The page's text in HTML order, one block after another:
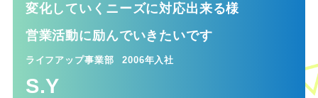
変化していくニーズに対応出来る様
営業活動に励んでいきたいです
ライフアップ事業部 2006年入社
S.Y